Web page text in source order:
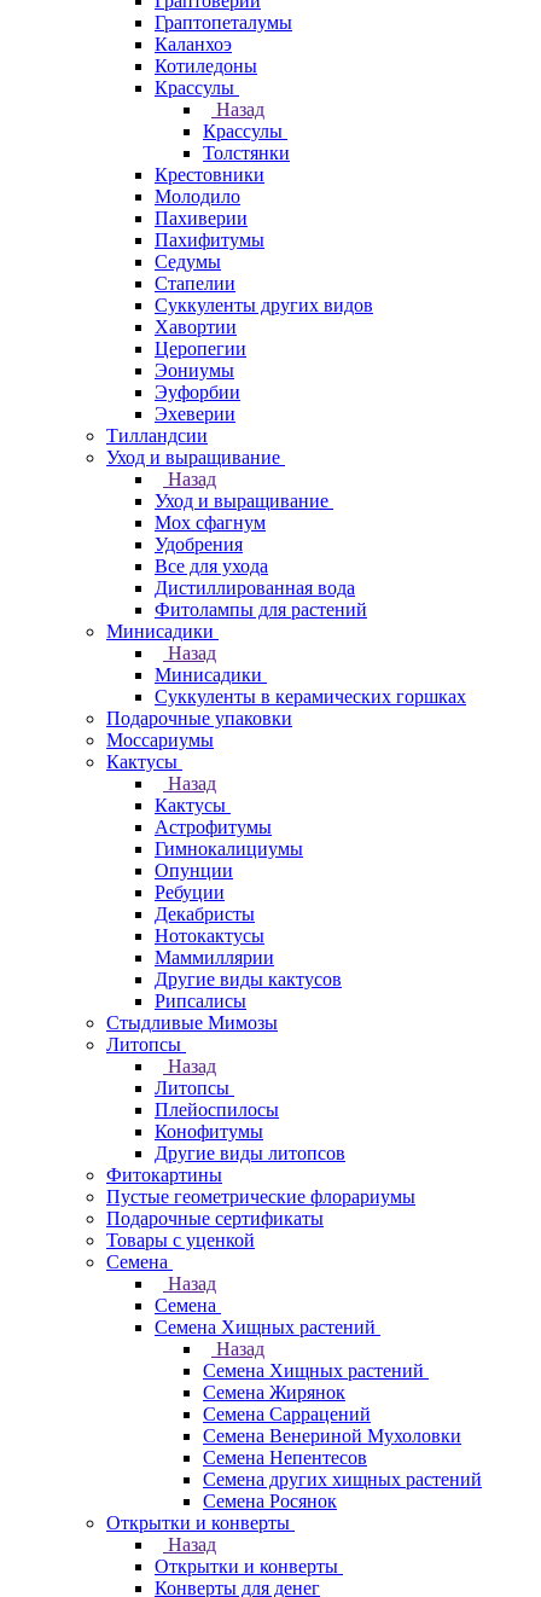
Граптопеталумы
Каланхоэ
Котиледоны
Крассулы
Назад
Крассулы
Толстянки
Крестовники
Молодило
Пахиверии
Пахифитумы
Седумы
Стапелии
Суккуленты других видов
Хавортии
Церопегии
Эониумы
Эуфорбии
Эхеверии
Тилландсии
Уход и выращивание
Назад
Уход и выращивание
Мох сфагнум
Удобрения
Все для ухода
Дистиллированная вода
Фитолампы для растений
Минисадики
Назад
Минисадики
Суккуленты в керамических горшках
Подарочные упаковки
Моссариумы
Кактусы
Назад
Кактусы
Астрофитумы
Гимнокалициумы
Опунции
Ребуции
Декабристы
Нотокактусы
Маммиллярии
Другие виды кактусов
Рипсалисы
Стыдливые Мимозы
Литопсы
Назад
Литопсы
Плейоспилосы
Конофитумы
Другие виды литопсов
Фитокартины
Пустые геометрические флорариумы
Подарочные сертификаты
Товары с уценкой
Семена
Назад
Семена
Семена Хищных растений
Назад
Семена Хищных растений
Семена Жирянок
Семена Саррацений
Семена Венериной Мухоловки
Семена Непентесов
Семена других хищных растений
Семена Росянок
Открытки и конверты
Назад
Открытки и конверты
Конверты для денег